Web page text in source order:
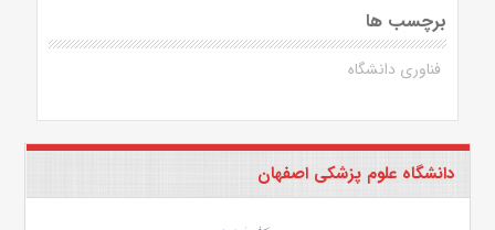
برچسب ها
فناوری دانشگاه
دانشگاه علوم پزشکی اصفهان